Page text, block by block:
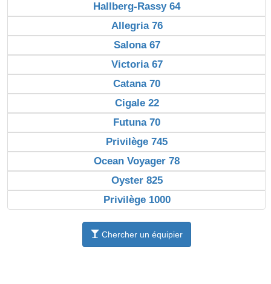
Hallberg-Rassy 64
Allegria 76
Salona 67
Victoria 67
Catana 70
Cigale 22
Futuna 70
Privilège 745
Ocean Voyager 78
Oyster 825
Privilège 1000
Chercher un équipier